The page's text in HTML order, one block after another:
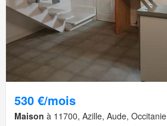
530 €/mois
Maison à 11700, Azille, Aude, Occitanie